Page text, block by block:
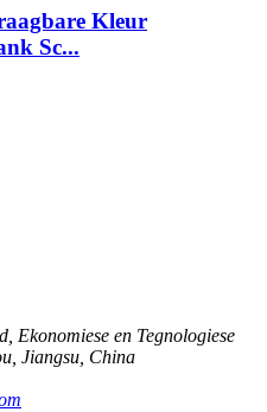
Kleur
Sc...
Ekonomiese en Tegnologiese
Jiangsu, China